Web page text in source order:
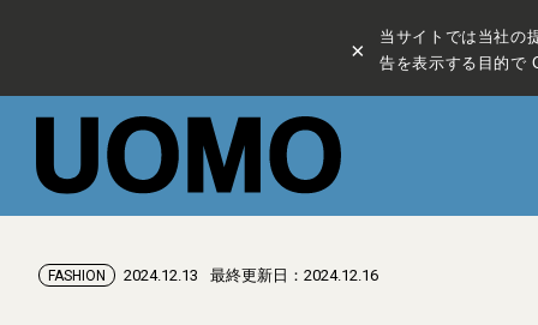
×
当サイトでは当社の
告を表示する目的で
FASHION 2024.12.13 最終更新日：2024.12.16